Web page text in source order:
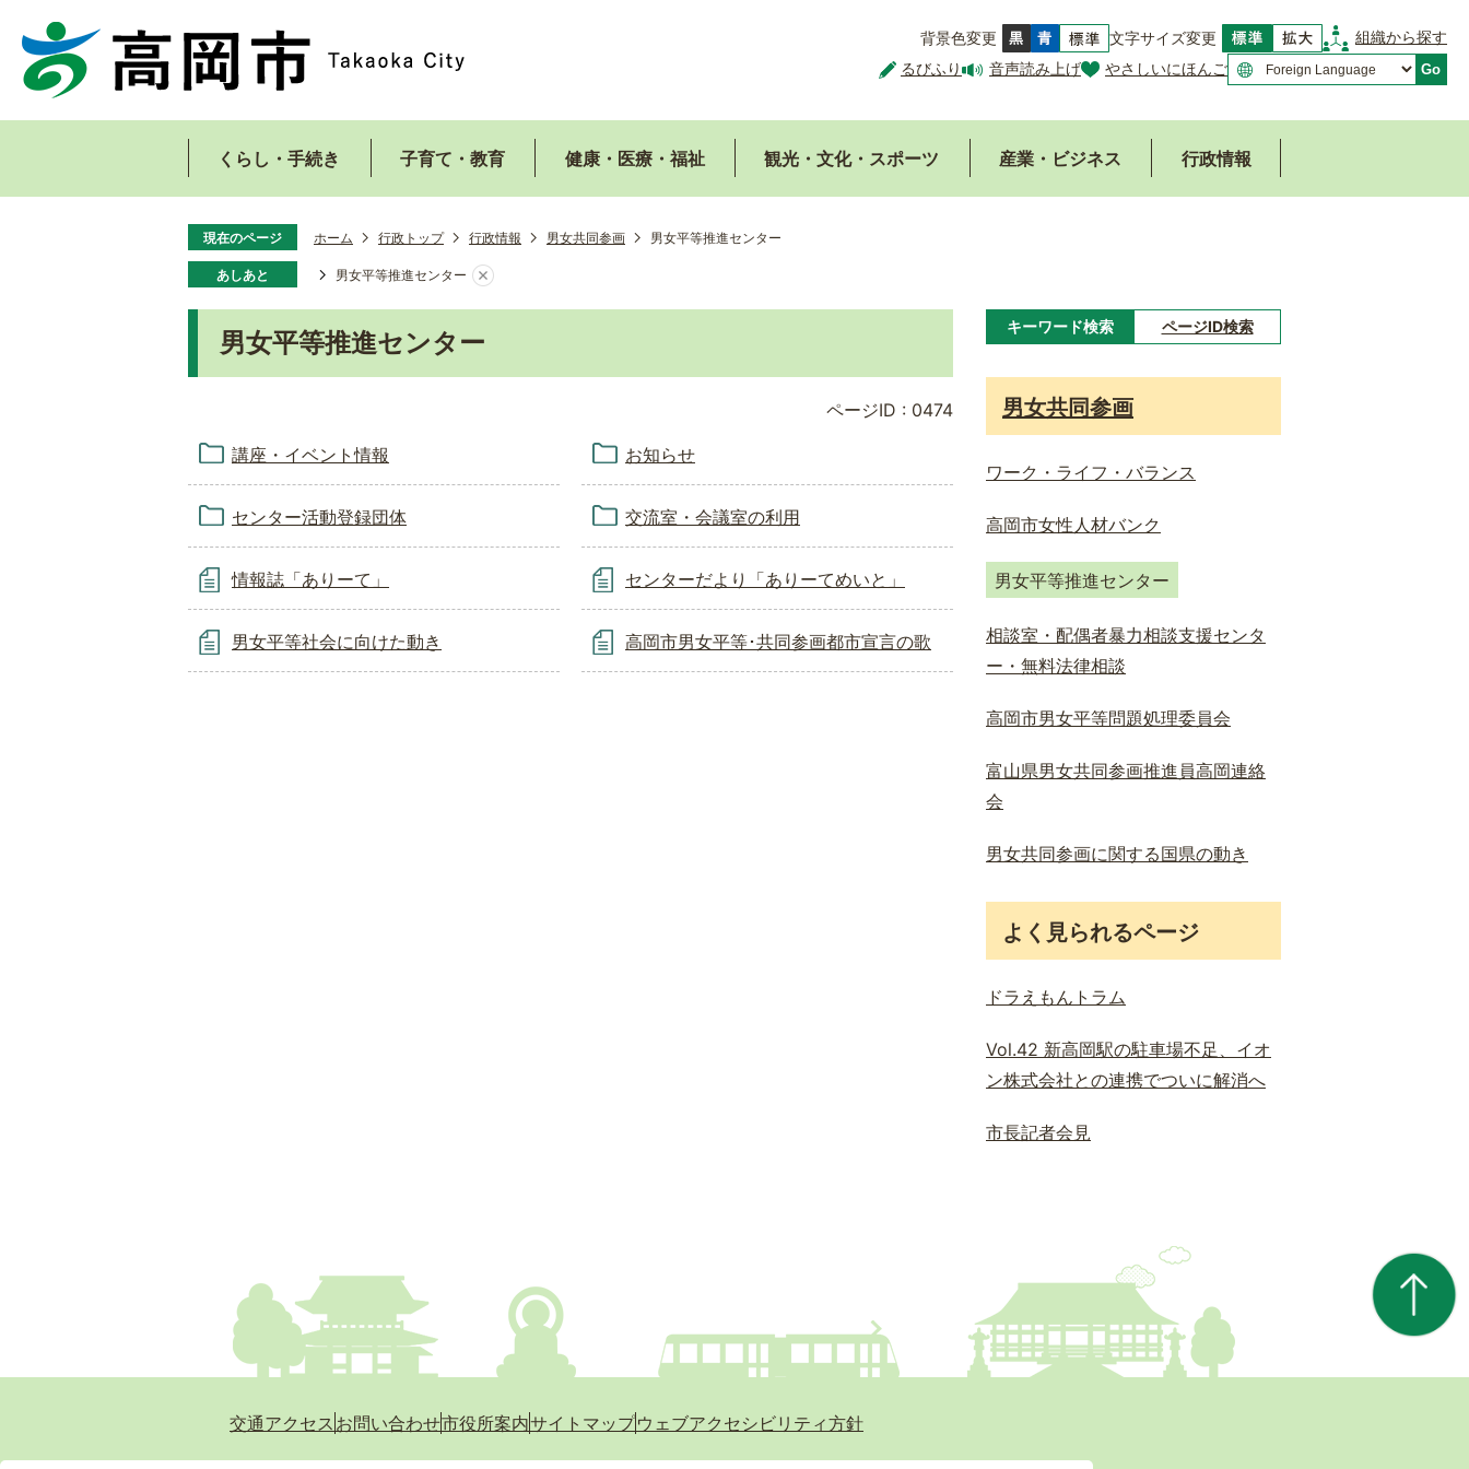
背景色変更 文字サイズ変更
組織から探す
るびふり
音声読み上げ やさしいにほんご Go
くらし・手続き 子育て・教育 健康・医療・福祉 観光・文化・スポーツ 産業・ビジネス 行政情報
現在のページ ホーム 行政トップ 行政情報 男女共同参画 男女平等推進センター
あしあと 男女平等推進センター
男女平等推進センター
ページID : 0474
講座・イベント情報 お知らせ
センター活動登録団体 交流室・会議室の利用
情報誌「ありーて」 センターだより「ありーてめいと」
男女平等社会に向けた動き 高岡市男女平等･共同参画都市宣言の歌
キーワード検索 ページID検索
ワ
ー
検
男女共同参画
ワーク・ライフ・バランス
高岡市女性人材バンク
男女平等推進センター
相談室・配偶者暴力相談支援センタ
ー・無料法律相談
高岡市男女平等問題処理委員会
富山県男女共同参画推進員高岡連絡
会
男女共同参画に関する国県の動き
よく見られるページ
ドラえもんトラム
Vol.42 新高岡駅の駐車場不足、イオ
ン株式会社との連携でついに解消へ
市長記者会見
交通アクセス お問い合わせ市役所案内サイトマップウェブアクセシビリティ方針